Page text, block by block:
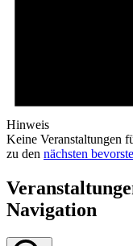
Hinweis
Keine Veranstaltungen
zu den nächsten
Navigation